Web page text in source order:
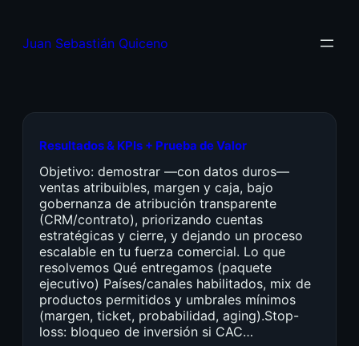
Juan Sebastián Quiceno
Resultados & KPIs + Prueba de Valor
Objetivo: demostrar —con datos duros—
ventas atribuibles, margen y caja, bajo
gobernanza de atribución transparente
(CRM/contrato), priorizando cuentas
estratégicas y cierre, y dejando un proceso
escalable en tu fuerza comercial. Lo que
resolvemos Qué entregamos (paquete
ejecutivo) Países/canales habilitados, mix de
productos permitidos y umbrales mínimos
(margen, ticket, probabilidad, aging).Stop-
loss: bloqueo de inversión si CAC…